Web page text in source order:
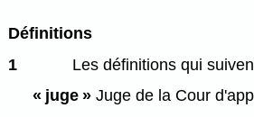
Définitions
1
Les définitions qui
« juge »Juge de la Cour